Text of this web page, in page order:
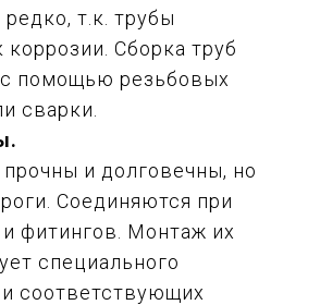
т.к. трубы
Сборка труб
с помощью резьбовых
сварки.
и долговечны, но
Соединяются при
фитингов. Монтаж их
специального
соответствующих